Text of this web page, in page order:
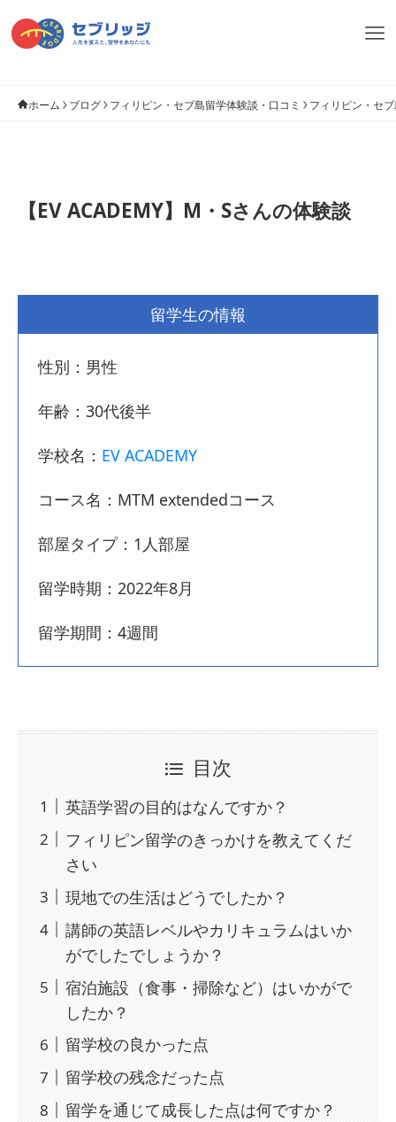
ホーム ブログ フィリピン・セブ島留学体験談・口コミ フィリピン・セ
【EV ACADEMY】M・Sさんの体験談
留学生の情報
性別：男性
年齢：30代後半
学校名： EV ACADEMY
コース名：MTM extendedコース
部屋タイプ：1人部屋
留学時期：2022年8月
留学期間：4週間
目次
英語学習の目的はなんですか？
フィリピン留学のきっかけを教えてくだ
さい
現地での生活はどうでしたか？
講師の英語レベルやカリキュラムはいか
がでしたでしょうか？
宿泊施設（食事・掃除など）はいかがで
したか？
留学校の良かった点
留学校の残念だった点
留学を通じて成長した点は何ですか？